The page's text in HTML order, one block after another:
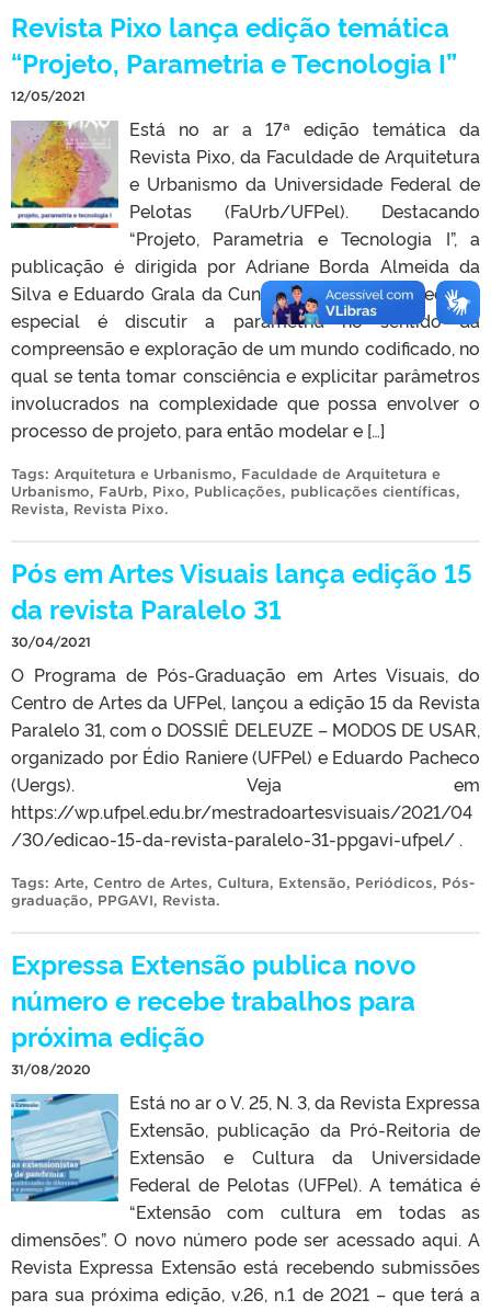
Revista Pixo lança edição temática
“Projeto, Parametria e Tecnologia I”
12/05/2021
Está no ar a 17ª edição temática da
Revista Pixo, da Faculdade de Arquitetura
e Urbanismo da Universidade Federal de
Pelotas (FaUrb/UFPel). Destacando
“Projeto, Parametria e Tecnologia I”, a
publicação é dirigida por Adriane Borda Almeida da
Silva e Eduardo Grala da Cunha. O propósito da edição
especial é discutir a parametria no sentido da
compreensão e exploração de um mundo codificado, no
qual se tenta tomar consciência e explicitar parâmetros
involucrados na complexidade que possa envolver o
processo de projeto, para então modelar e […]
Tags: Arquitetura e Urbanismo, Faculdade de Arquitetura e
Urbanismo, FaUrb, Pixo, Publicações, publicações científicas,
Revista, Revista Pixo.
Pós em Artes Visuais lança edição 15
da revista Paralelo 31
30/04/2021
O Programa de Pós-Graduação em Artes Visuais, do
Centro de Artes da UFPel, lançou a edição 15 da Revista
Paralelo 31, com o DOSSIÊ DELEUZE – MODOS DE USAR,
organizado por Édio Raniere (UFPel) e Eduardo Pacheco
(Uergs). Veja em
https://wp.ufpel.edu.br/mestradoartesvisuais/2021/04
/30/edicao-15-da-revista-paralelo-31-ppgavi-ufpel/ .
Tags: Arte, Centro de Artes, Cultura, Extensão, Periódicos, Pós-
graduação, PPGAVI, Revista.
Expressa Extensão publica novo
número e recebe trabalhos para
próxima edição
31/08/2020
Está no ar o V. 25, N. 3, da Revista Expressa
Extensão, publicação da Pró-Reitoria de
Extensão e Cultura da Universidade
Federal de Pelotas (UFPel). A temática é
“Extensão com cultura em todas as
dimensões”. O novo número pode ser acessado aqui. A
Revista Expressa Extensão está recebendo submissões
para sua próxima edição, v.26, n.1 de 2021 – que terá a